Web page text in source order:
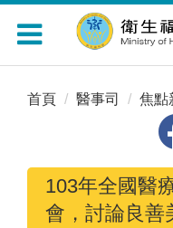
Toggle
navigation
首頁 醫事司 焦點
103年全國醫
會，討論良善